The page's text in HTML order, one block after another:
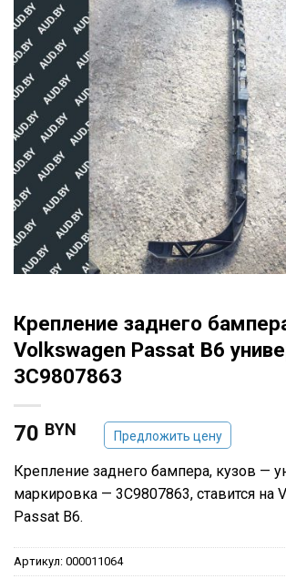
Крепление заднего
Volkswagen Passat B6
3C9807863
70 BYN Предложить цену
Крепление заднего бампера, кузов —
маркировка — 3C9807863, ставится на
Passat B6.
Артикул: 000011064